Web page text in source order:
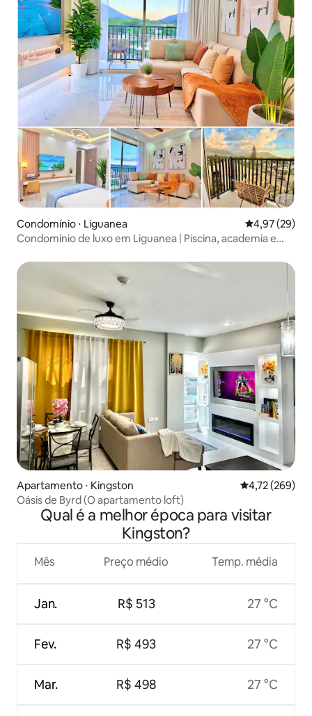
Condomínio ⋅ Liguanea 4,97 de uma
4,97 (29)
Condomínio de luxo em Liguanea | Piscina, academia e
Apartamento ⋅ Kingston 4,72 de uma
4,72 (269)
Oásis de Byrd (O apartamento loft)
Qual é a melhor época para visitar
Kingston?
Mês
Jan.
Fev.
Mar.
Preço médio
R$ 513
R$ 493
R$ 498
Temp. média
27 °C
27 °C
27 °C